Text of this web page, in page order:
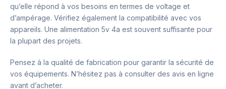
qu’elle répond à vos besoins en termes de voltage et
d’ampérage. Vérifiez également la compatibilité avec vos
appareils. Une alimentation 5v 4a est souvent suffisante pour
la plupart des projets.
Pensez à la qualité de fabrication pour garantir la sécurité de
vos équipements. N’hésitez pas à consulter des avis en ligne
avant d’acheter.